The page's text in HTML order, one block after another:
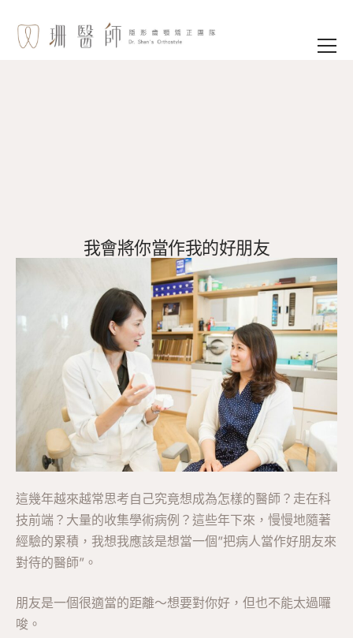
我會將你當作我的好朋友
這幾年越來越常思考自己究竟想成為怎樣的醫師？走在科
技前端？大量的收集學術病例？這些年下來，慢慢地隨著
經驗的累積，我想我應該是想當一個”把病人當作好朋友來
對待的醫師”。
朋友是一個很適當的距離～想要對你好，但也不能太過囉
唆。